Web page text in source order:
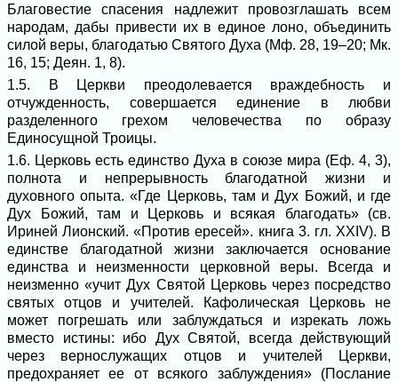
Благовестие спасения надлежит провозглашать всем
народам, дабы привести их в единое лоно, объединить
силой веры, благодатью Святого Духа (Мф. 28, 19–20; Мк.
16, 15; Деян. 1, 8).
1.5. В Церкви преодолевается враждебность и
отчужденность, совершается единение в любви
разделенного грехом человечества по образу
Единосущной Троицы.
1.6. Церковь есть единство Духа в союзе мира (Еф. 4, 3),
полнота и непрерывность благодатной жизни и
духовного опыта. «Где Церковь, там и Дух Божий, и где
Дух Божий, там и Церковь и всякая благодать» (св.
Ириней Лионский. «Против ересей». книга 3. гл. XXIV). В
единстве благодатной жизни заключается основание
единства и неизменности церковной веры. Всегда и
неизменно «учит Дух Святой Церковь через посредство
святых отцов и учителей. Кафолическая Церковь не
может погрешать или заблуждаться и изрекать ложь
вместо истины: ибо Дух Святой, всегда действующий
через вернослужащих отцов и учителей Церкви,
предохраняет ее от всякого заблуждения» (Послание